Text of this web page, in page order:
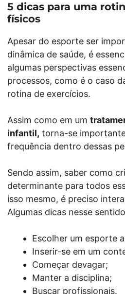
5 dicas para uma
físicos
Apesar do esporte ser
dinâmica de saúde, é
algumas perspectivas
processos, como é o caso
rotina de exercícios.
Assim como em um
infantil, torna-se
frequência dentro dessas
Sendo assim, saber como
determinante para todos
isso mesmo, é preciso
Algumas dicas nesse
Escolher um esporte
Inserir-se em um
Começar devagar;
Manter a disciplina;
Buscar profissionais.